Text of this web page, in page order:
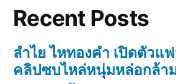
Recent Posts
ลำไย ไหทองคำ เปิดตัวแ
คลิปซบไหล่หนุ่มหล่อกล้า